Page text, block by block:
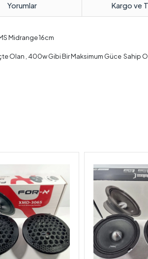
Yorumlar Kargo ve
Midrange 16cm
, 400w Gibi Bir Maksimum Güce Sahip